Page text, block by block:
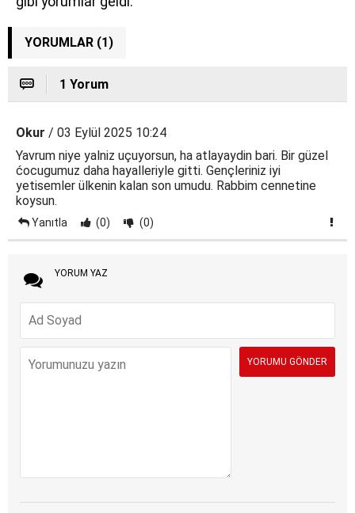
YORUMLAR (1)
1 Yorum
Okur / 03 Eylül 2025 10:24
Yavrum niye yalniz uçuyorsun, ha atlayaydin bari. Bir güzel
ćocugumuz daha hayalleriyle gitti. Gençleriniz iyi
yetisemler ülkenin kalan son umudu. Rabbim cennetine
koysun.
Yanıtla (0) (0)
YORUM YAZ